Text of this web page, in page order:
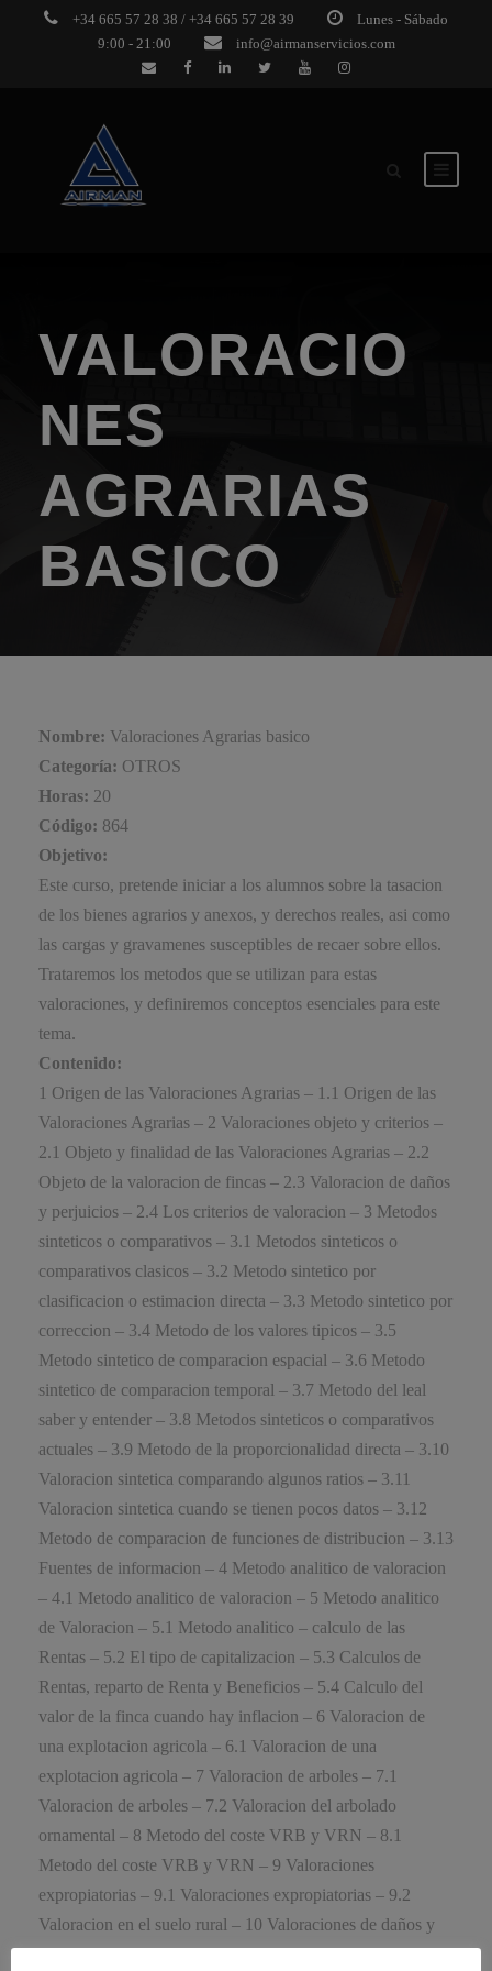
+34 665 57 28 38 / +34 665 57 28 39
Lunes - Sábado
9:00 - 21:00
info@airmanservicios.com
VALORACIO
NES
AGRARIAS
BASICO
Nombre: Valoraciones Agrarias basico
Categoría: OTROS
Horas: 20
Código: 864
Objetivo:
Este curso, pretende iniciar a los alumnos sobre la tasacion
de los bienes agrarios y anexos, y derechos reales, asi como
las cargas y gravamenes susceptibles de recaer sobre ellos.
Trataremos los metodos que se utilizan para estas
valoraciones, y definiremos conceptos esenciales para este
tema.
Contenido:
1 Origen de las Valoraciones Agrarias – 1.1 Origen de las
Valoraciones Agrarias – 2 Valoraciones objeto y criterios –
2.1 Objeto y finalidad de las Valoraciones Agrarias – 2.2
Objeto de la valoracion de fincas – 2.3 Valoracion de daños
y perjuicios – 2.4 Los criterios de valoracion – 3 Metodos
sinteticos o comparativos – 3.1 Metodos sinteticos o
comparativos clasicos – 3.2 Metodo sintetico por
clasificacion o estimacion directa – 3.3 Metodo sintetico por
correccion – 3.4 Metodo de los valores tipicos – 3.5
Metodo sintetico de comparacion espacial – 3.6 Metodo
sintetico de comparacion temporal – 3.7 Metodo del leal
saber y entender – 3.8 Metodos sinteticos o comparativos
actuales – 3.9 Metodo de la proporcionalidad directa – 3.10
Valoracion sintetica comparando algunos ratios – 3.11
Valoracion sintetica cuando se tienen pocos datos – 3.12
Metodo de comparacion de funciones de distribucion – 3.13
Fuentes de informacion – 4 Metodo analitico de valoracion
– 4.1 Metodo analitico de valoracion – 5 Metodo analitico
de Valoracion – 5.1 Metodo analitico – calculo de las
Rentas – 5.2 El tipo de capitalizacion – 5.3 Calculos de
Rentas, reparto de Renta y Beneficios – 5.4 Calculo del
valor de la finca cuando hay inflacion – 6 Valoracion de
una explotacion agricola – 6.1 Valoracion de una
explotacion agricola – 7 Valoracion de arboles – 7.1
Valoracion de arboles – 7.2 Valoracion del arbolado
ornamental – 8 Metodo del coste VRB y VRN – 8.1
Metodo del coste VRB y VRN – 9 Valoraciones
expropiatorias – 9.1 Valoraciones expropiatorias – 9.2
Valoracion en el suelo rural – 10 Valoraciones de daños y
perjuicios – 10.1 Valoraciones de daños y perjuicios – 10.2